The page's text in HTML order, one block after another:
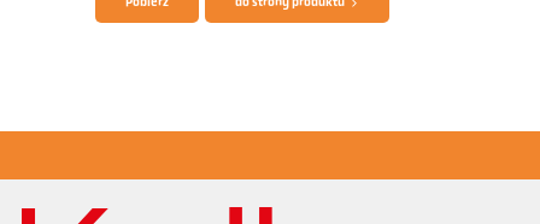
Rysunek wymiarowy PK 68-K009
Pobierz do strony produktu